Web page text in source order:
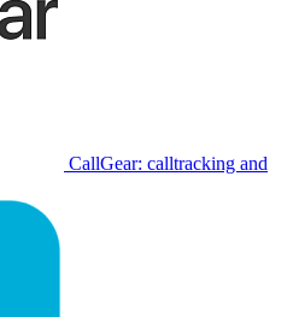
CallGear: calltracking and